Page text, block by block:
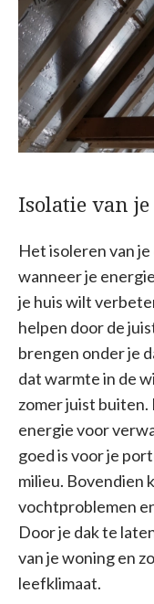
Isolatie van
Het isoleren van je
wanneer je
je huis wilt
helpen door de
brengen onder je
dat warmte in de
zomer juist
energie voor
goed is voor je
milieu. Bovendien
vochtproblemen
Door je dak te
van je woning en
leefklimaat.